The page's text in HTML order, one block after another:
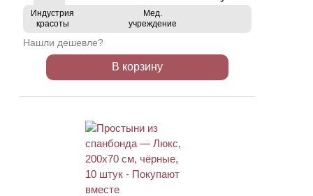
Индустрия
красоты
Мед.
учреждение
Нашли дешевле?
В корзину